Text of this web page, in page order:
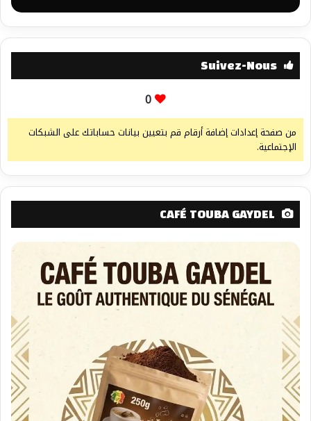
Suivez-Nous
0
من صفحة إعدادات إضافة أرقام قم بتعيين بيانات حساباتك على الشبكات
الإجتماعية.
CAFÉ TOUBA GAYDEL